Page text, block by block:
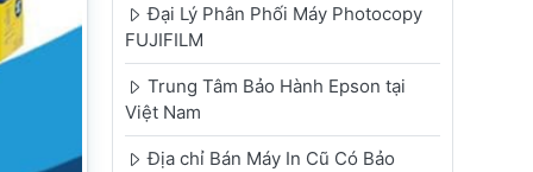
Đại Lý Phân Phối Máy Photocopy
FUJIFILM
Trung Tâm Bảo Hành Epson tại
Việt Nam
Địa chỉ Bán Máy In Cũ Có Bảo